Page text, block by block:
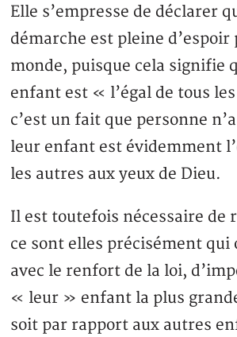
Elle s’empresse de déclarer
démarche est pleine d’espoir
monde, puisque cela signifie
enfant est « l’égal de tous
c’est un fait que personne
leur enfant est évidemment
les autres aux yeux de Dieu.
Il est toutefois nécessaire de
ce sont elles précisément qui
avec le renfort de la loi,
« leur » enfant la plus
soit par rapport aux autres